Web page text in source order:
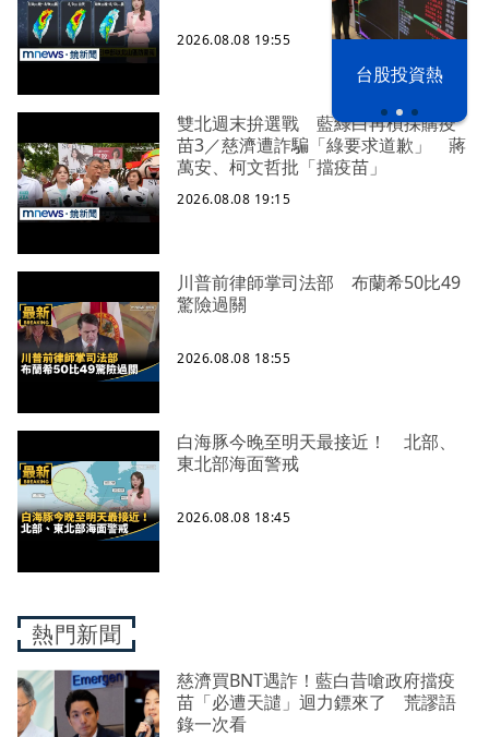
台股投資熱
2026.08.08 19:55
雙北週末拚選戰 藍綠白再槓採購疫
苗3／慈濟遭詐騙「綠要求道歉」 蔣
萬安、柯文哲批「擋疫苗」
2026.08.08 19:15
川普前律師掌司法部 布蘭希50比49
驚險過關
2026.08.08 18:55
白海豚今晚至明天最接近！ 北部、
東北部海面警戒
2026.08.08 18:45
熱門新聞
慈濟買BNT遇詐！藍白昔嗆政府擋疫
苗「必遭天譴」迴力鏢來了 荒謬語
錄一次看